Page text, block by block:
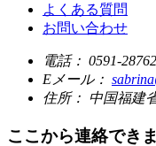
よくある質問
お問い合わせ
電話： 0591-
Eメール：
住所： 中国福建
ここから連絡でき